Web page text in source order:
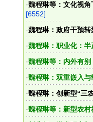
·魏程琳等：文化视
[6552]
·魏程琳：政府干预
·魏程琳：职业化：
·魏程琳等：内外有
·魏程琳：双重嵌入
·魏程琳：创新型“三
·魏程琳等：新型农